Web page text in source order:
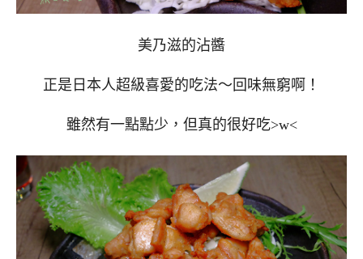
美乃滋的沾醬
正是日本人超級喜愛的吃法～回味無窮啊！
雖然有一點點少，但真的很好吃>w<